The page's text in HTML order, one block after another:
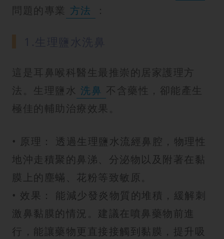
問題的專業 方法 ：
這是耳鼻喉科醫生最推崇的居家護理方
法。生理鹽水 洗鼻 不含藥性，卻能產生
極佳的輔助治療效果。
• 原理： 透過生理鹽水流經鼻腔，物理性
地沖走積聚的鼻涕、分泌物以及附著在黏
膜上的塵蟎、花粉等致敏原。
• 效果： 能減少發炎物質的堆積，緩解刺
激鼻黏膜的情況。建議在噴鼻藥物前進
行，能讓藥物更直接接觸到黏膜，提升吸